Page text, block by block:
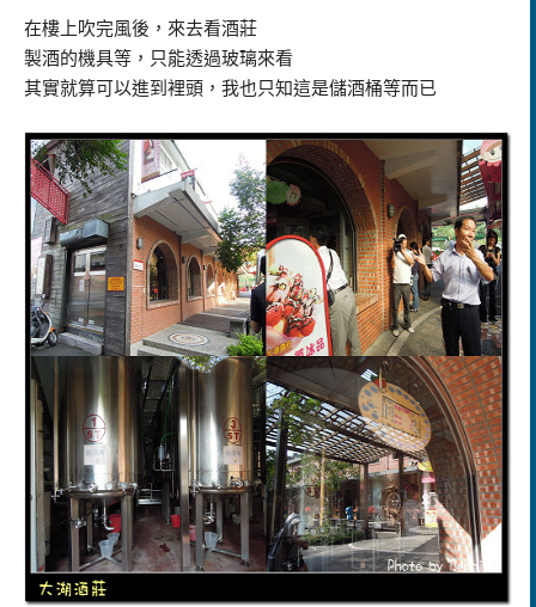
在樓上吹完風後，來去看酒莊
製酒的機具等，只能透過玻璃來看
其實就算可以進到裡頭，我也只知這是儲酒桶等而已